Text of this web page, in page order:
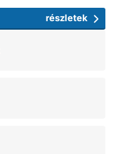
részletek